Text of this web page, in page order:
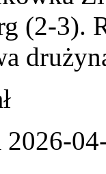
(2-3).
2026-